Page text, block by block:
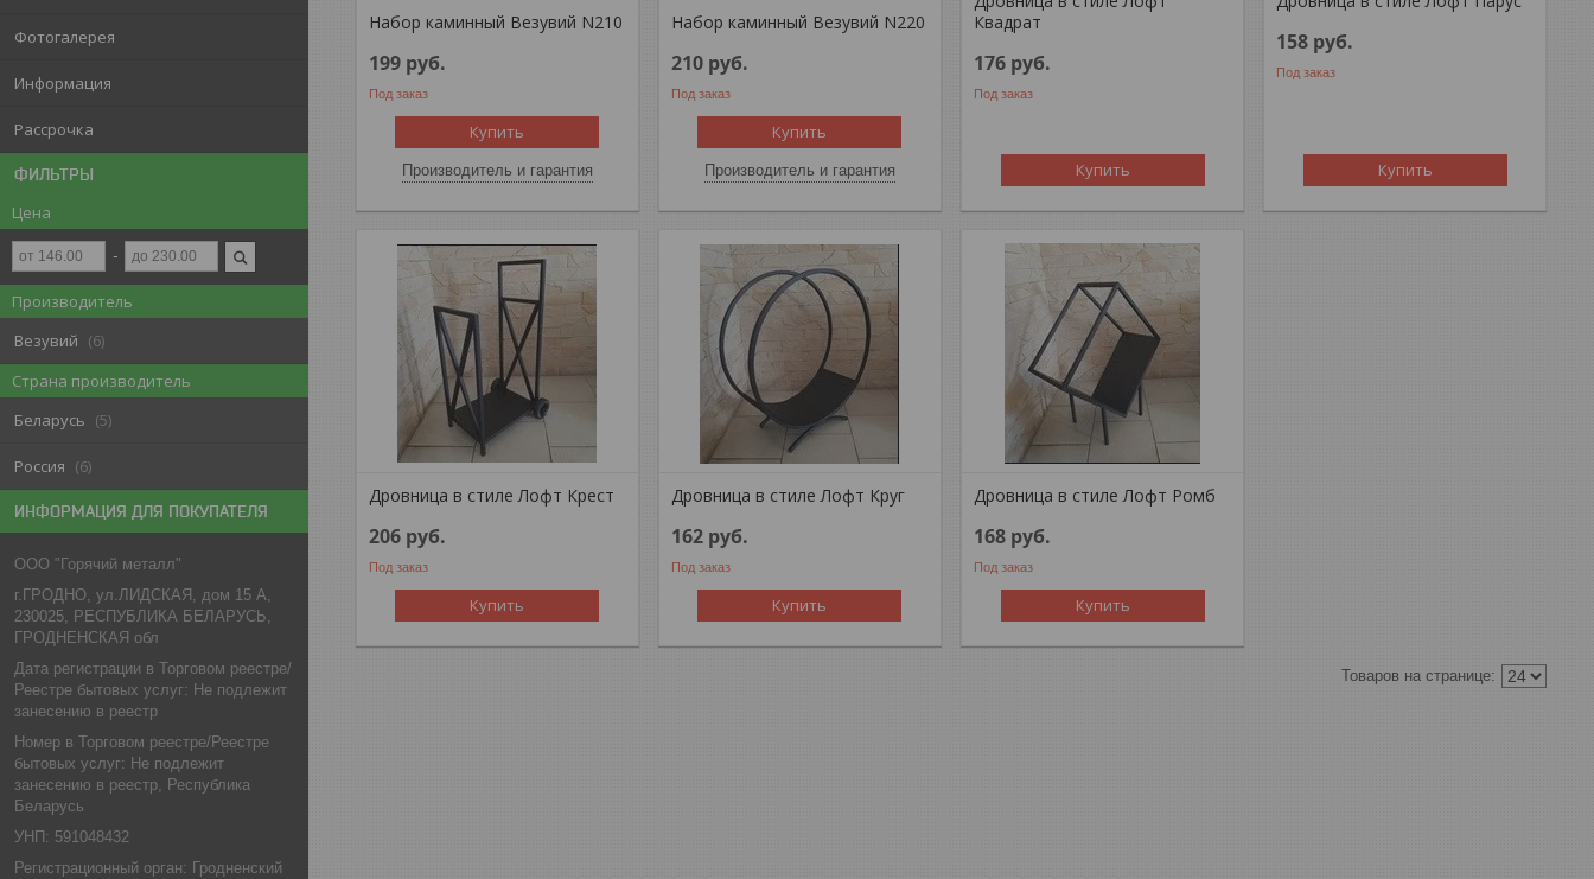
Фотогалерея
Информация
Рассрочка
ФИЛЬТРЫ
Цена
Производитель
Везувий
6
Страна производитель
Беларусь
5
Россия 6
ИНФОРМАЦИЯ ДЛЯ ПОКУПАТЕЛЯ
ООО "Горячий металл"
г.ГРОДНО, ул.ЛИДСКАЯ, дом 15 А,
230025, РЕСПУБЛИКА БЕЛАРУСЬ,
ГРОДНЕНСКАЯ обл
Дата регистрации в Торговом реестре/
Реестре бытовых услуг: Не подлежит
занесению в реестр
Номер в Торговом реестре/Реестре
бытовых услуг: Не подлежит
занесению в реестр, Республика
Беларусь
УНП: 591048432
Регистрационный орган: Гродненский
Набор каминный Везувий N210
199 руб.
Под заказ
Купить
Производитель и гарантия
Набор каминный Везувий N220
210 руб.
Под заказ
Купить
Производитель и гарантия
Квадрат
176 руб.
Под заказ
Купить
158 руб.
Под заказ
Купить
Дровница в стиле Лофт Крест
206 руб.
Под заказ
Купить
Дровница в стиле Лофт Круг
162 руб.
Под заказ
Купить
Дровница в стиле Лофт Ромб
168 руб.
Под заказ
Купить